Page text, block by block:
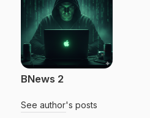
BNews 2
See author's posts